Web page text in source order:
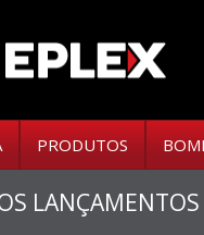
PRODUTOS
LANÇAMENTOS